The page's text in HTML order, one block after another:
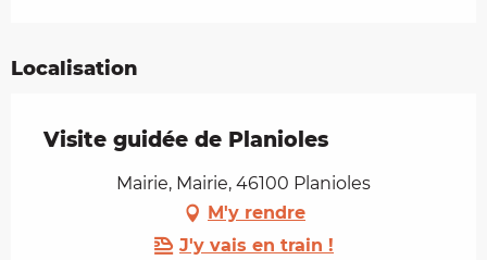
Localisation
Visite guidée de Planioles
Mairie, Mairie, 46100 Planioles
M'y rendre
J'y vais en train !